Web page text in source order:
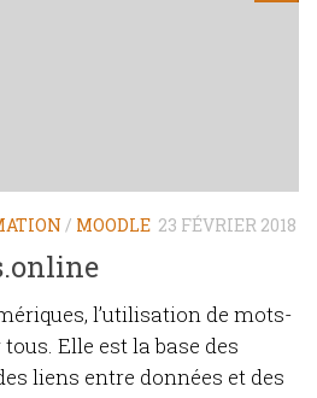
/ MOODLE 23 FÉVRIER 2018
l’utilisation de mots-
Elle est la base des
liens entre données et des